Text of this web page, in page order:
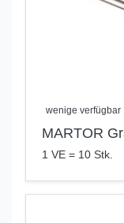
wenige verfügbar
MARTOR
1 VE = 10 Stk.